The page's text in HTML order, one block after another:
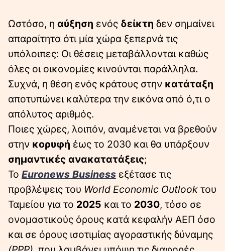
Ωστόσο, η αύξηση ενός δείκτη δεν σημαίνει
απαραίτητα ότι μία χώρα ξεπερνά τις
υπόλοιπες: Οι θέσεις μεταβάλλονται καθώς
όλες οι οικονομίες κινούνται παράλληλα.
Συχνά, η θέση ενός κράτους στην κατάταξη
αποτυπώνει καλύτερα την εικόνα από ό,τι ο
απόλυτος αριθμός.
Ποιες χώρες, λοιπόν, αναμένεται να βρεθούν
στην κορυφή έως το 2030 και θα υπάρξουν
σημαντικές ανακατατάξεις;
Το Euronews Business εξέτασε τις
προβλέψεις του World Economic Outlook του
Ταμείου για το 2025 και το 2030, τόσο σε
ονομαστικούς όρους κατά κεφαλήν ΑΕΠ όσο
και σε όρους ισοτιμίας αγοραστικής δύναμης